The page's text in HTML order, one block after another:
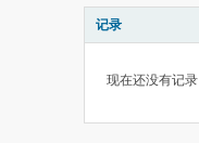
记录
现在还没有记录